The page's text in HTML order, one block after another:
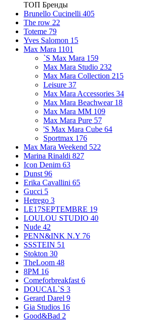
ТОП Бренды
Brunello Cucinelli 405
The row 22
Toteme 79
Yves Salomon 15
Max Mara 1101
`S Max Mara 159
Max Mara Studio 232
Max Mara Collection 215
Leisure 37
Max Mara Accessories 34
Max Mara Beachwear 18
Max Mara MM 109
Max Mara Pure 57
'S Max Mara Cube 64
Sportmax 176
Max Mara Weekend 522
Marina Rinaldi 827
Icon Denim 63
Dunst 96
Erika Cavallini 65
Gucci 5
Hetrego 3
LE17SEPTEMBRE 19
LOULOU STUDIO 40
Nude 42
PENN&INK N.Y 76
SSSTEIN 51
Stokton 30
TheLoom 48
8PM 16
Comeforbreakfast 6
DOUCAL`S 3
Gerard Darel 9
Gia Studios 16
Good&Bad 2